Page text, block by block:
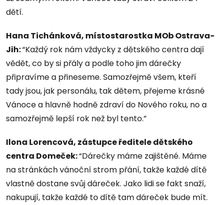
dětí.
Hana Tichánková, místostarostka MOb Ostrava-
Jih:“Každý rok nám vždycky z dětského centra dají
vědět, co by si přály a podle toho jim dárečky
připravíme a přineseme. Samozřejmě všem, kteří
tady jsou, jak personálu, tak dětem, přejeme krásné
Vánoce a hlavně hodně zdraví do Nového roku, no a
samozřejmě lepší rok než byl tento.”
Ilona Lorencová, zástupce ředitele dětského
centra Domeček:“Dárečky máme zajištěné. Máme
na stránkách vánoční strom přání, takže každé dítě
vlastně dostane svůj dáreček. Jako lidi se fakt snaží,
nakupují, takže každé to dítě tam dáreček bude mít.